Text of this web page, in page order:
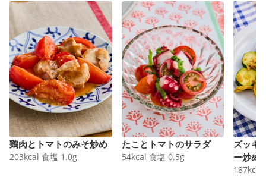
鶏肉とトマトのみそ炒め
203kcal 食塩 1.0g
たことトマトのサラダ
54kcal 食塩 0.5g
ズッキ
ー炒め
187kcal